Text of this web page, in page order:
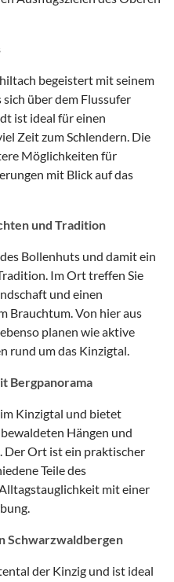
begeistert mit seinem
über dem Flussufer
ist ideal für einen
Zeit zum Schlendern. Die
Möglichkeiten für
mit Blick auf das
und Tradition
Bollenhuts und damit ein
Im Ort treffen Sie
und einen
Brauchtum. Von hier aus
planen wie aktive
rund um das Kinzigtal.
Bergpanorama
Kinzigtal und bietet
Hängen und
Der Ort ist ein praktischer
Teile des
mit einer
Schwarzwaldbergen
der Kinzig und ist ideal